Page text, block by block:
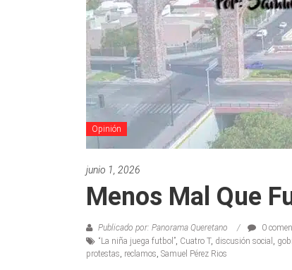
Opinión
junio 1, 2026
Menos Mal Que
Publicado por: Panorama Queretano
0
“La niña juega futbol”, Cuatro T, discusión social ,
protestas, reclamos, Samuel Pérez Rios